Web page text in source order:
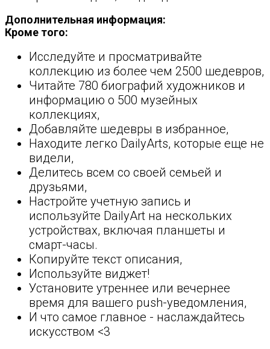
Дополнительная информация:
Кроме того:
Исследуйте и просматривайте
коллекцию из более чем 2500 шедевров,
Читайте 780 биографий художников и
информацию о 500 музейных
коллекциях,
Добавляйте шедевры в избранное,
Находите легко DailyArts, которые еще не
видели,
Делитесь всем со своей семьей и
друзьями,
Настройте учетную запись и
используйте DailyArt на нескольких
устройствах, включая планшеты и
смарт-часы.
Копируйте текст описания,
Используйте виджет!
Установите утреннее или вечернее
время для вашего push-уведомления,
И что самое главное - наслаждайтесь
искусством <3